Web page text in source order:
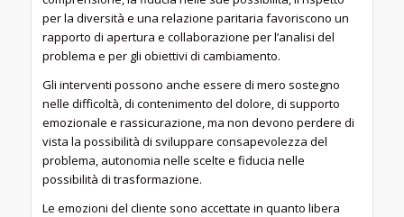
per la diversità e una relazione paritaria favoriscono un
rapporto di apertura e collaborazione per l’analisi del
problema e per gli obiettivi di cambiamento.
Gli interventi possono anche essere di mero sostegno
nelle difficoltà, di contenimento del dolore, di supporto
emozionale e rassicurazione, ma non devono perdere di
vista la possibilità di sviluppare consapevolezza del
problema, autonomia nelle scelte e fiducia nelle
possibilità di trasformazione.
Le emozioni del cliente sono accettate in quanto libera